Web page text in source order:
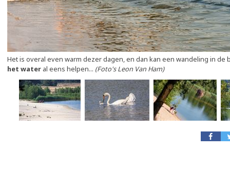
Het is overal even warm dezer dagen, en dan kan een wandeling in de
het water al eens helpen... (Foto's Leon Van Ham)